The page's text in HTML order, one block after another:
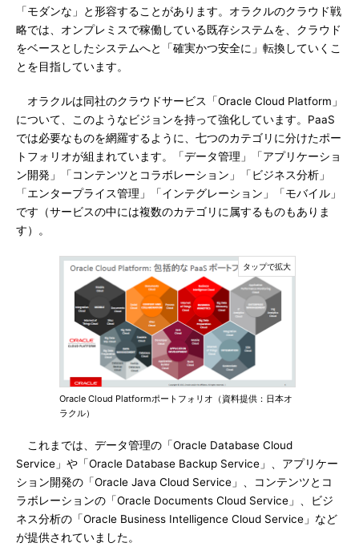
「モダンな」と形容することがあります。オラクルのクラウド戦
略では、オンプレミスで稼働している既存システムを、クラウド
をベースとしたシステムへと「確実かつ安全に」転換していくこ
とを目指しています。
オラクルは同社のクラウドサービス「Oracle Cloud Platform」
について、このようなビジョンを持って強化しています。PaaS
では必要なものを網羅するように、七つのカテゴリに分けたポー
トフォリオが組まれています。「データ管理」「アプリケーショ
ン開発」「コンテンツとコラボレーション」「ビジネス分析」
「エンタープライス管理」「インテグレーション」「モバイル」
です（サービスの中には複数のカテゴリに属するものもありま
す）。
Oracle Cloud Platformポートフォリオ（資料提供：日本オ
ラクル）
これまでは、データ管理の「Oracle Database Cloud
Service」や「Oracle Database Backup Service」、アプリケー
ション開発の「Oracle Java Cloud Service」、コンテンツとコ
ラボレーションの「Oracle Documents Cloud Service」、ビジ
ネス分析の「Oracle Business Intelligence Cloud Service」など
が提供されていました。